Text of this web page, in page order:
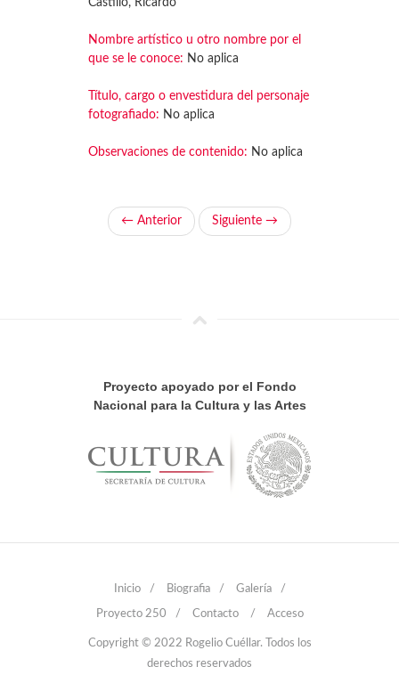
Castillo, Ricardo
Nombre artístico u otro nombre por el
que se le conoce: No aplica
Título, cargo o envestidura del personaje
fotografiado: No aplica
Observaciones de contenido: No aplica
← Anterior Siguiente →
Proyecto apoyado por el Fondo
Nacional para la Cultura y las Artes
Inicio / Biografia / Galería /
Proyecto 250 / Contacto / Acceso
Copyright © 2022 Rogelio Cuéllar. Todos los
derechos reservados